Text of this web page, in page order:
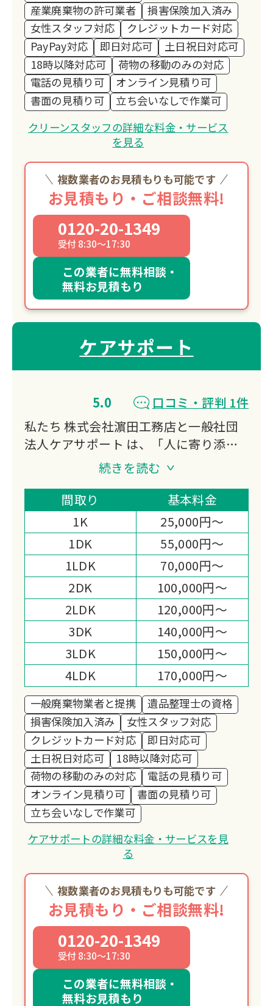
産業廃棄物の許可業者
損害保険加入済み
女性スタッフ対応
クレジットカード対応
PayPay対応
即日対応可
土日祝日対応可
18時以降対応可
荷物の移動のみの対応
電話の見積り可
オンライン見積り可
書面の見積り可
立ち会いなしで作業可
クリーンスタッフの詳細な料金・サービス
を見る
複数業者のお見積もりも可能です
お見積もり・ご相談無料!
0120-20-1349
受付 8:30～17:30
この業者に無料相談・
無料お見積もり
ケアサポート
5.0
口コミ・評判 1件
私たち 株式会社濵田工務店と一般社団
法人ケアサポート は、「人に寄り添
い、暮らしに寄り添う存在でありたい」
という想いを胸に、地域に根差したサー
ビスを大切に育んでまいりました。
終活相談や遺品整理、特殊清掃、リフォ
ーム、日々の暮らしのサポートまで──
ご依頼のひとつひとつには、その方の人
生やご家族の想いが込められています。
だからこそ、私たちは作業を“業務”とし
てではなく、「大切な思い出を守り、未
来へとつなぐお手伝い」として心を込め
て取り組んでいます。
また、貴金属や骨董品の買取・回収で
は、お預かりしたお品を次の価値へと生
かすとともに、その一部を ユニセフ募
金 として寄付する活動を続けておりま
す。
お客様の想いが、やがて子どもたちの未
来を支える力となる。
そんな「つながり」を生み出せること
が、私たちの誇りです。
私たちが目指しているのは、「困ったと
きに一番に思い出していただける存
と温かさを忘れず、これからも地域の皆
さまと共に歩んでまいります。
続きを読む
間取り
基本料金
1K
25,000円～
1DK
55,000円～
1LDK
70,000円～
2DK
100,000円～
2LDK
120,000円～
3DK
140,000円～
3LDK
150,000円～
4LDK
170,000円～
一般廃棄物業者と提携
遺品整理士の資格
損害保険加入済み
女性スタッフ対応
クレジットカード対応
即日対応可
土日祝日対応可
18時以降対応可
荷物の移動のみの対応
電話の見積り可
オンライン見積り可
書面の見積り可
立ち会いなしで作業可
ケアサポートの詳細な料金・サービスを見
る
複数業者のお見積もりも可能です
お見積もり・ご相談無料!
0120-20-1349
受付 8:30～17:30
この業者に無料相談・
無料お見積もり